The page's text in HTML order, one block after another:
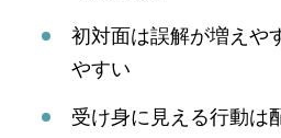
初対面は誤解が増えや
やすい
受け身に見える行動は